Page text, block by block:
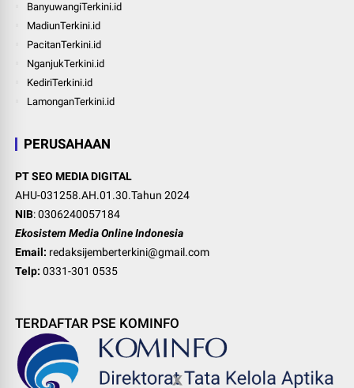
BanyuwangiTerkini.id
MadiunTerkini.id
PacitanTerkini.id
NganjukTerkini.id
KediriTerkini.id
LamonganTerkini.id
PERUSAHAAN
PT SEO MEDIA DIGITAL
AHU-031258.AH.01.30.Tahun 2024
NIB: 0306240057184
Ekosistem Media Online Indonesia
Email: redaksijemberterkini@gmail.com
Telp: 0331-301 0535
TERDAFTAR PSE KOMINFO